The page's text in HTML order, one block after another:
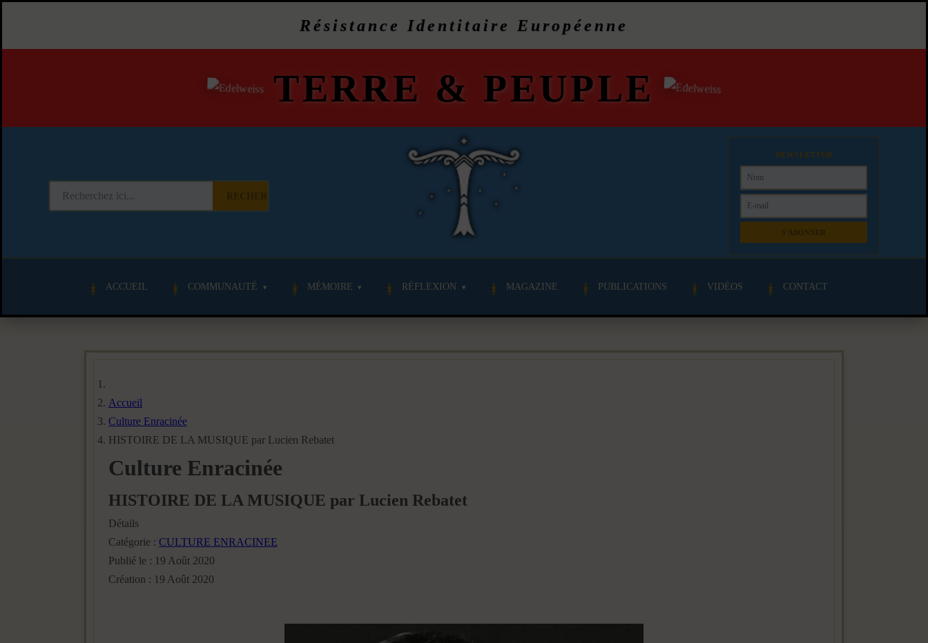
Résistance Identitaire Européenne
TERRE & PEUPLE
NEWSLETTER
ACCUEIL COMMUNAUTÉ MÉMOIRE RÉFLEXION MAGAZINE PUBLICATIONS VIDÉOS CONTACT
Accueil
Culture Enracinée
HISTOIRE DE LA MUSIQUE par Lucien Rebatet
Culture Enracinée
HISTOIRE DE LA MUSIQUE par Lucien Rebatet
Détails
Catégorie : CULTURE ENRACINEE
Publié le : 19 Août 2020
Création : 19 Août 2020